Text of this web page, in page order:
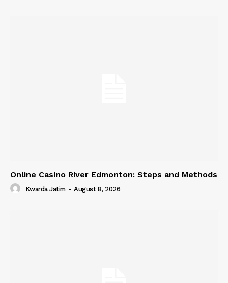
Online Casino River Edmonton: Steps and Methods
Kwarda Jatim - August 8, 2026